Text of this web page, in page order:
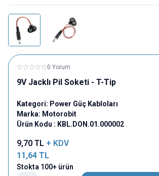
0 Yorum
9V Jacklı Pil Soketi - T-Tip
Kategori: Power Güç Kabloları
Marka: Motorobit
Ürün Kodu : KBL.DON.01.000002
9,70 TL + KDV
11,64 TL
Stokta 100+ ürün